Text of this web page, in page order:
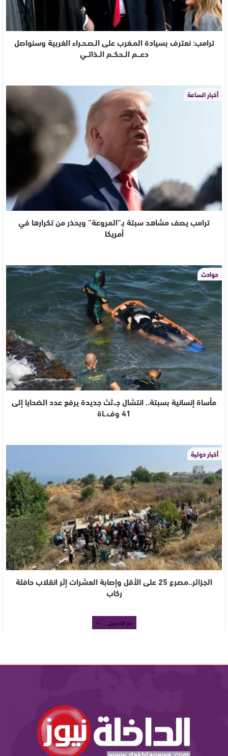
ترامب: نعترف بسيادة المـغرب على الـصـحـراء الغربية وسنواصل
دعـــم الــحكــم الــذاتــي
أخبار الساعة
ترامب يصف مشاهد سبتة بـ”المروعة” ويحذر من تكرارها في
أمريكا
حوادث
مأساة إنسانية بسبتة.. انتشال جـ،ثث جديدة يرفع عدد الضحايا إلى
41 وف.ـاة
أخبار دولية
الجزائر..مصرع 25 على الأقل وإصابة العشرات إثر انقلاب حافلة
ركاب
جار التحميل ...